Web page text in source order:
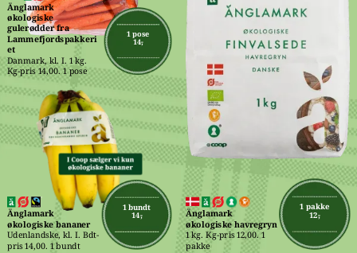
1 pose
14,-
Änglamark
økologiske
gulerødder fra
Lammefjordspakkeri
et
Danmark, kl. I. 1 kg.
Kg-pris 14,00. 1 pose
1 bundt
14,-
Änglamark
økologiske bananer
Udenlandske, kl. I. Bdt-
pris 14,00. 1 bundt
1 pakke
12,-
Änglamark
økologiske havregryn
1 kg. Kg-pris 12,00. 1
pakke